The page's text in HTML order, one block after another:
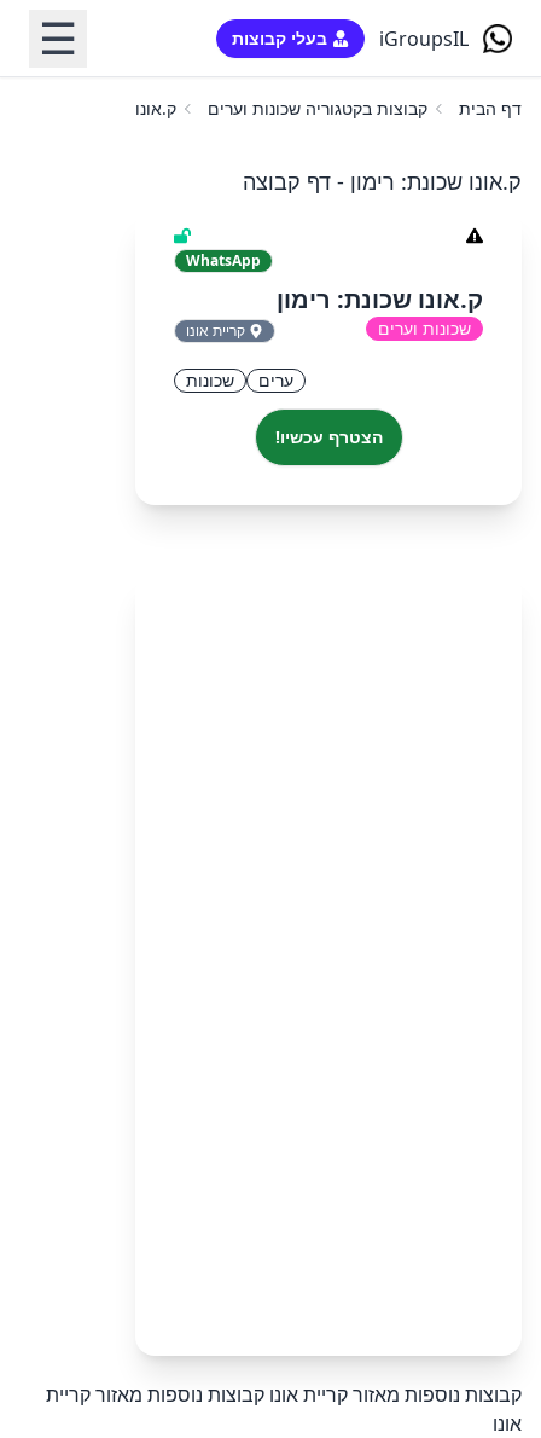
iGroupsIL בעלי קבוצות ☰
דף הבית קבוצות בקטגוריה שכונות וערים ק.אונו שכונת: רימון
ק.אונו שכונת: רימון - דף קבוצה
WhatsApp
ק.אונו שכונת: רימון
שכונות וערים קריית אונו
ערים שכונות
הצטרף עכשיו!
קבוצות נוספות מאזור קריית אונו קבוצות נוספות מאזור קריית
אונו